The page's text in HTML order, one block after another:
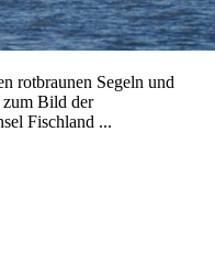
rotbraunen Segeln und
zum Bild der
Fischland ...